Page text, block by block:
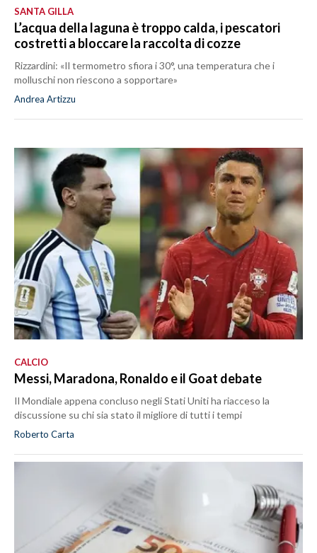
SANTA GILLA
L’acqua della laguna è troppo calda, i pescatori
costretti a bloccare la raccolta di cozze
Rizzardini: «Il termometro sfiora i 30°, una temperatura che i
molluschi non riescono a sopportare»
Andrea Artizzu
CALCIO
Messi, Maradona, Ronaldo e il Goat debate
Il Mondiale appena concluso negli Stati Uniti ha riacceso la
discussione su chi sia stato il migliore di tutti i tempi
Roberto Carta